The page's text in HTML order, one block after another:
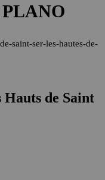
Hauts de Saint